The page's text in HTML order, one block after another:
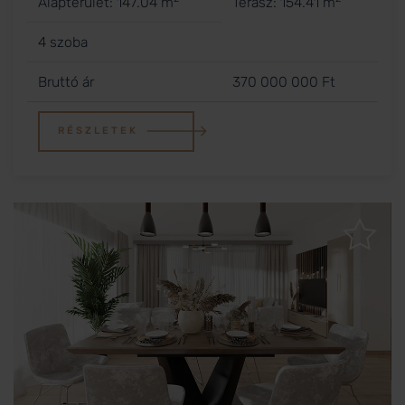
4 szoba
Bruttó ár 370 000 000 Ft
RÉSZLETEK